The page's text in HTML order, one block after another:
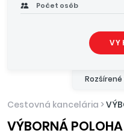
Počet osôb
Cestovná kancelária >
VÝBORNÁ POLOHA